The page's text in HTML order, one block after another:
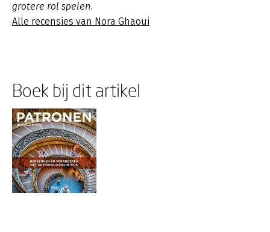
grotere rol spelen.
Alle recensies van Nora Ghaoui
Boek bij dit artikel